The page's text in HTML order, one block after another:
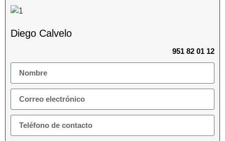
Diego Calvelo
951 82 01 12